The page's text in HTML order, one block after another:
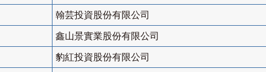
翰芸投資股份有限公司
鑫山景實業股份有限公司
豹紅投資股份有限公司